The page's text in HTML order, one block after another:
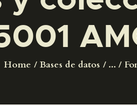
Home Bases de datos ...
DIDÁCTICA
ESPAÑOL